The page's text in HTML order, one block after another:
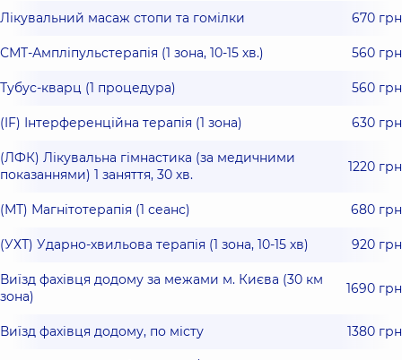
Лікувальний масаж стопи та гомілки 670 грн
СМТ-Ампліпульстерапія (1 зона, 10-15 хв.) 560 грн
Тубус-кварц (1 процедура) 560 грн
(IF) Інтерференційна терапія (1 зона) 630 грн
(ЛФК) Лікувальна гімнастика (за медичними
показаннями) 1 заняття, 30 хв.
1220 грн
(МТ) Магнітотерапія (1 сеанс) 680 грн
(УХТ) Ударно-хвильова терапія (1 зона, 10-15 хв) 920 грн
Виїзд фахівця додому за межами м. Києва (30 км
зона)
1690 грн
Виїзд фахівця додому, по місту 1380 грн